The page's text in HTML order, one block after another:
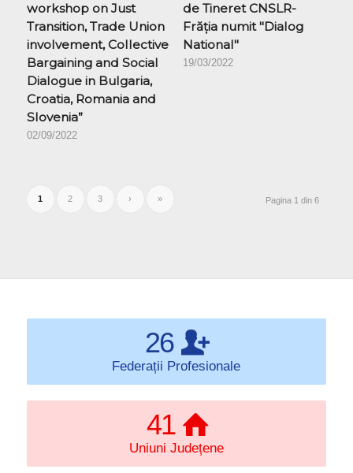
workshop on Just
Transition, Trade Union
involvement, Collective
Bargaining and Social
Dialogue in Bulgaria,
Croatia, Romania and
Slovenia”
02/09/2022
de Tineret CNSLR-
Frăția numit "Dialog
National"
19/03/2022
Pagina 1 din 6
1 2 3 › »
26
Federații Profesionale
41
Uniuni Județene